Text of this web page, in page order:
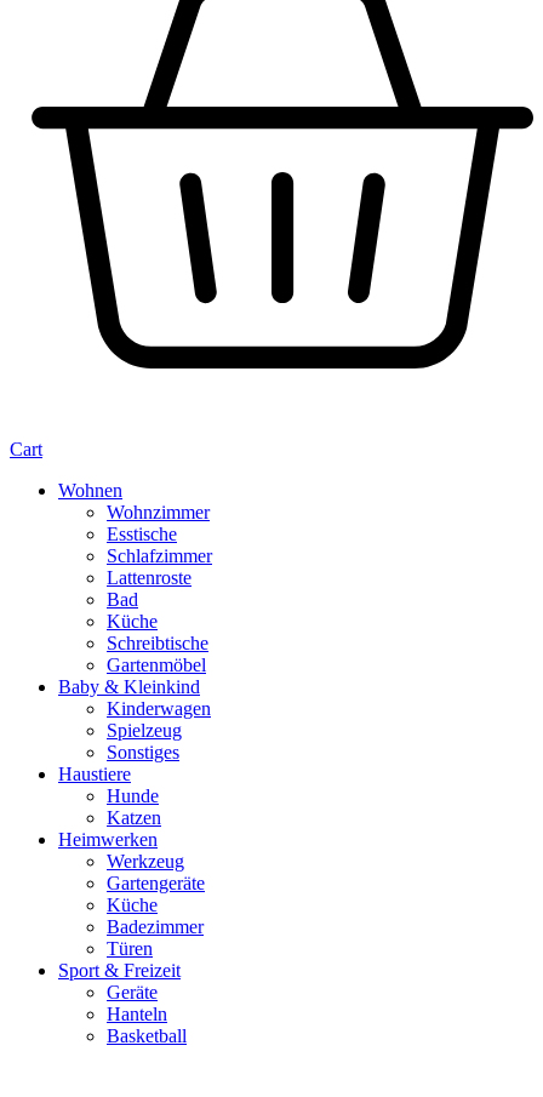
Cart
Wohnen
Wohnzimmer
Esstische
Schlafzimmer
Lattenroste
Bad
Küche
Schreibtische
Gartenmöbel
Baby & Kleinkind
Kinderwagen
Spielzeug
Sonstiges
Haustiere
Hunde
Katzen
Heimwerken
Werkzeug
Gartengeräte
Küche
Badezimmer
Türen
Sport & Freizeit
Geräte
Hanteln
Basketball